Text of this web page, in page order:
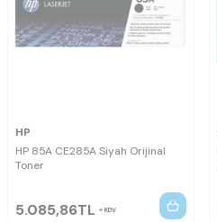
HP
HP 85A CE285A Siyah Orijinal
Toner
5.085,86TL KDV